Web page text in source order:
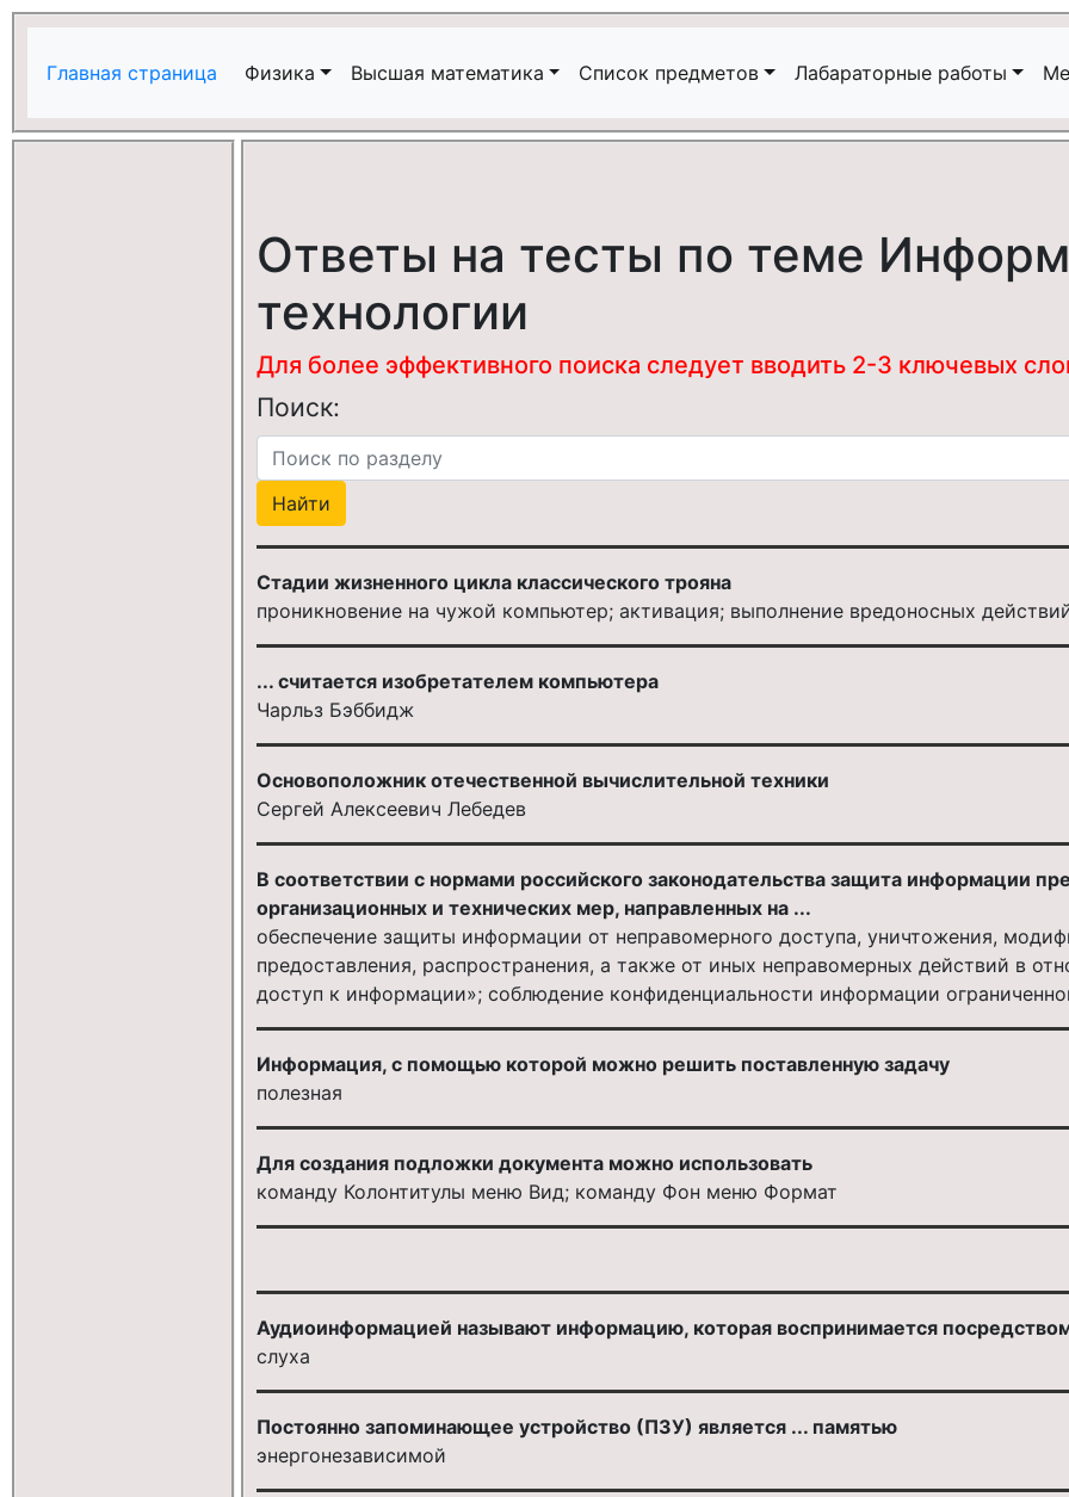
Главная страница Физика Высшая математика Список предметов Лабараторные работы
Ответы на тесты по теме
технологии
Для более эффективного поиска следует вводить 2-3 ключевых
Поиск:
Стадии жизненного цикла классического трояна
проникновение на чужой компьютер; активация; выполнение вредоносных
... считается изобретателем компьютера
Чарльз Бэббидж
Основоположник отечественной вычислительной техники
Сергей Алексеевич Лебедев
В соответствии с нормами российского законодательства защита информации
организационных и технических мер, направленных на ...
обеспечение защиты информации от неправомерного доступа, уничтожения,
предоставления, распространения, а также от иных неправомерных действий в
доступ к информации»; соблюдение конфиденциальности информации
Информация, с помощью которой можно решить поставленную задачу
полезная
Для создания подложки документа можно использовать
команду Колонтитулы меню Вид; команду Фон меню Формат
Аудиоинформацией называют информацию, которая воспринимается
слуха
Постоянно запоминающее устройство (ПЗУ) является ... памятью
энергонезависимой